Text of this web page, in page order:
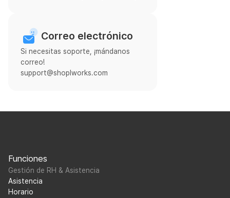
Correo electrónico
Si necesitas soporte, ¡mándanos
correo!
support@shoplworks.com
Funciones
Gestión de RH & Asistencia
Asistencia
Horario